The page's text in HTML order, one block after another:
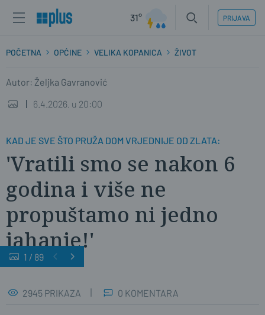
31° PRIJAVA
POČETNA OPĆINE VELIKA KOPANICA ŽIVOT
Autor: Željka Gavranović
6.4.2026. u 20:00
KAD JE SVE ŠTO PRUŽA DOM VRJEDNIJE OD ZLATA:
'Vratili smo se nakon 6
godina i više ne
propuštamo ni jedno
jahanje!'
1 / 89
2945 PRIKAZA 0 KOMENTARA